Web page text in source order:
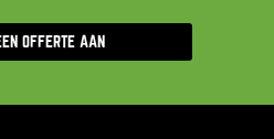
OFFERTE AAN